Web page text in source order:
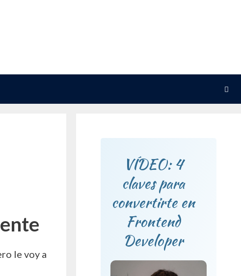
le voy a
VÍDEO: 4
claves para
convertirte en
Frontend
Developer